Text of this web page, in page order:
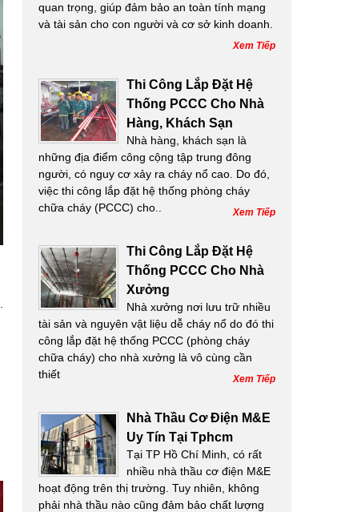
quan trọng, giúp đảm bảo an toàn tính mạng
và tài sản cho con người và cơ sở kinh doanh.
Xem Tiếp
Thi Công Lắp Đặt Hệ
Thống PCCC Cho Nhà
Hàng, Khách Sạn
Nhà hàng, khách sạn là
những địa điểm công cộng tập trung đông
người, có nguy cơ xảy ra cháy nổ cao. Do đó,
việc thi công lắp đặt hệ thống phòng cháy
chữa cháy (PCCC) cho..
Xem Tiếp
Thi Công Lắp Đặt Hệ
Thống PCCC Cho Nhà
Xưởng
Nhà xưởng nơi lưu trữ nhiều
tài sản và nguyên vật liệu dễ cháy nổ do đó thi
công lắp đặt hệ thống PCCC (phòng cháy
chữa cháy) cho nhà xưởng là vô cùng cần
thiết
Xem Tiếp
Nhà Thầu Cơ Điện M&E
Uy Tín Tại Tphcm
Tại TP Hồ Chí Minh, có rất
nhiều nhà thầu cơ điện M&E
hoạt động trên thị trường. Tuy nhiên, không
phải nhà thầu nào cũng đảm bảo chất lượng